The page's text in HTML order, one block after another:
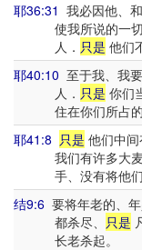
耶36:31 我必因他、
使我所说的一
人． 只是 他们
耶40:10 至于我、我
人． 只是 你们
住在你们所占
耶41:8 只是 他们中
我们有许多大
手、没有将他
结9:6 要将年老的、
都杀尽、 只是
长老杀起。